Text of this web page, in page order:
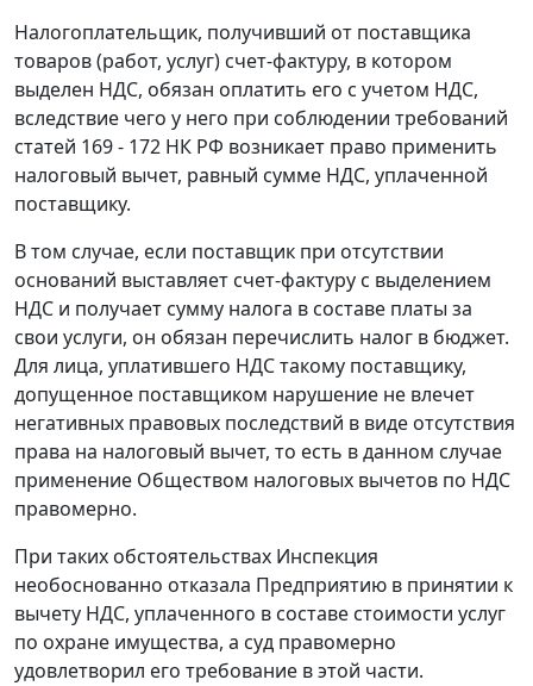
Налогоплательщик, получивший от поставщика
товаров (работ, услуг) счет-фактуру, в котором
выделен НДС, обязан оплатить его с учетом НДС,
вследствие чего у него при соблюдении требований
статей 169 - 172 НК РФ возникает право применить
налоговый вычет, равный сумме НДС, уплаченной
поставщику.
В том случае, если поставщик при отсутствии
оснований выставляет счет-фактуру с выделением
НДС и получает сумму налога в составе платы за
свои услуги, он обязан перечислить налог в бюджет.
Для лица, уплатившего НДС такому поставщику,
допущенное поставщиком нарушение не влечет
негативных правовых последствий в виде отсутствия
права на налоговый вычет, то есть в данном случае
применение Обществом налоговых вычетов по НДС
правомерно.
При таких обстоятельствах Инспекция
необоснованно отказала Предприятию в принятии к
вычету НДС, уплаченного в составе стоимости услуг
по охране имущества, а суд правомерно
удовлетворил его требование в этой части.